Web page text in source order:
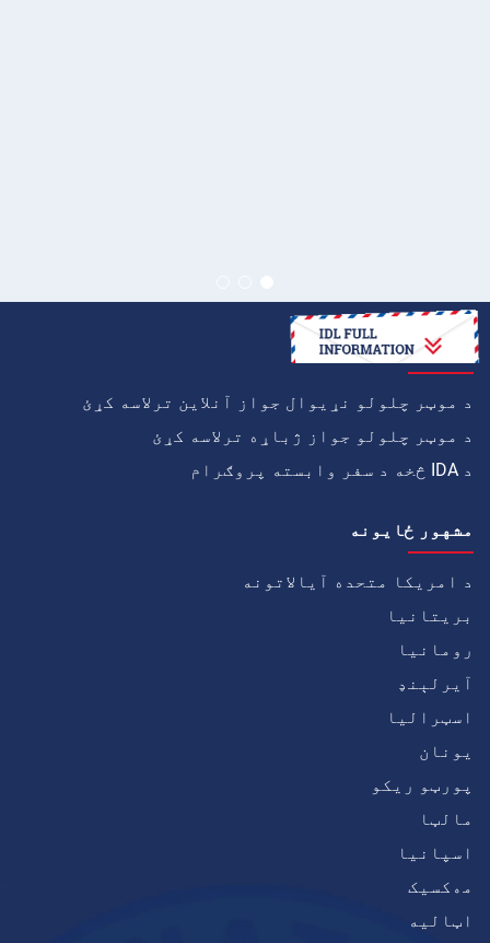
څنګه
د موټر چلولو نړیوال جواز آنلاین ترلاسه کړئ
د موټر چلولو جواز ژباړه ترلاسه کړئ
د IDA څخه د سفر وابسته پروګرام
مشهور ځايونه
د امریکا متحده آیالاتونه
بریتانیا
رومانیا
آيرلېنډ
اسټرالیا
يونان
پورټو ریکو
مالټا
اسپانیا
مەکسیک
اټاليه